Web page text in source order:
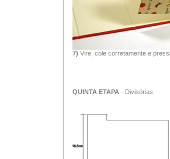
7) Vire, cole corretamente e
QUINTA ETAPA - Divisórias